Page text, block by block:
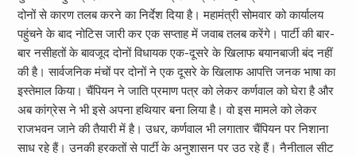
दोनों से कारण तलब करने का निर्देश दिया है। महामंत्री सोमवार को कार्यालय
पहुंचने के बाद नोटिस जारी कर एक सप्ताह में जवाब तलब करेंगे। पार्टी की बार-
बार नसीहतों के बावजूद दोनों विधायक एक-दूसरे के खिलाफ बयानबाजी बंद नहीं
की है। सार्वजनिक मंचों पर दोनों ने एक दूसरे के खिलाफ आपत्ति जनक भाषा का
इस्तेमाल किया। चैंपियन ने जाति प्रमाण पत्र को लेकर कर्णवाल को घेरा है और
अब कांग्रेस ने भी इसे अपना हथियार बना लिया है। वो इस मामले को लेकर
राजभवन जाने की तैयारी में है। उधर, कर्णवाल भी लगातार चैंपियन पर निशाना
साध रहे हैं। उनकी हरकतों से पार्टी के अनुशासन पर उठ रहे हैं। नैनीताल सीट